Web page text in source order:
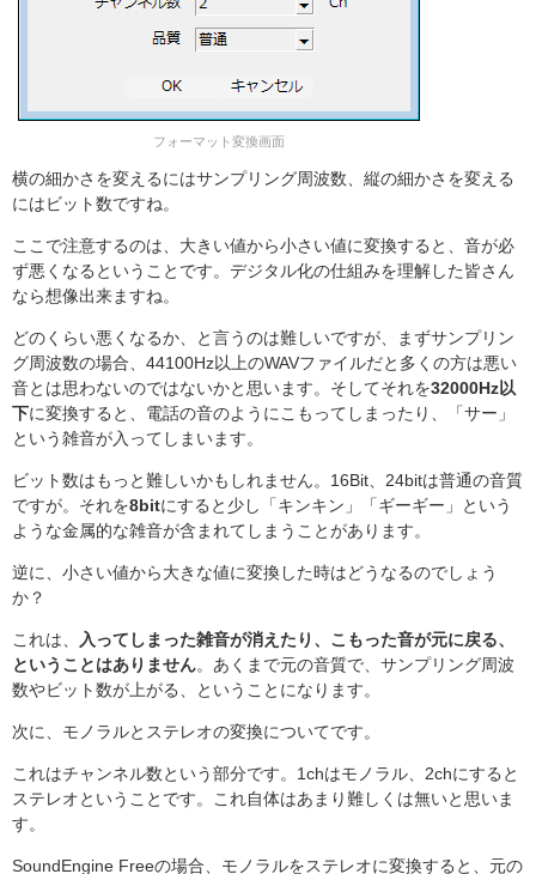
フォーマット変換画面
横の細かさを変えるにはサンプリング周波数、縦の細かさを変える
にはビット数ですね。
ここで注意するのは、大きい値から小さい値に変換すると、音が必
ず悪くなるということです。デジタル化の仕組みを理解した皆さん
なら想像出来ますね。
どのくらい悪くなるか、と言うのは難しいですが、まずサンプリン
グ周波数の場合、44100Hz以上のWAVファイルだと多くの方は悪い
音とは思わないのではないかと思います。そしてそれを32000Hz以
下に変換すると、電話の音のようにこもってしまったり、「サー」
という雑音が入ってしまいます。
ビット数はもっと難しいかもしれません。16Bit、24bitは普通の音質
ですが。それを8bitにすると少し「キンキン」「ギーギー」という
ような金属的な雑音が含まれてしまうことがあります。
逆に、小さい値から大きな値に変換した時はどうなるのでしょう
か？
これは、 入ってしまった雑音が消えたり、こもった音が元に戻る、
ということはありません。あくまで元の音質で、サンプリング周波
数やビット数が上がる、ということになります。
次に、モノラルとステレオの変換についてです。
これはチャンネル数という部分です。1chはモノラル、2chにすると
ステレオということです。これ自体はあまり難しくは無いと思いま
す。
SoundEngine Freeの場合、モノラルをステレオに変換すると、元の